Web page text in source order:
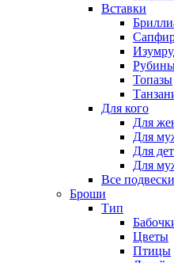
Вставки
Топазы
Для кого
Для
Для
Для
Для
Все подвески
Броши
Тип
Цветы
Птицы